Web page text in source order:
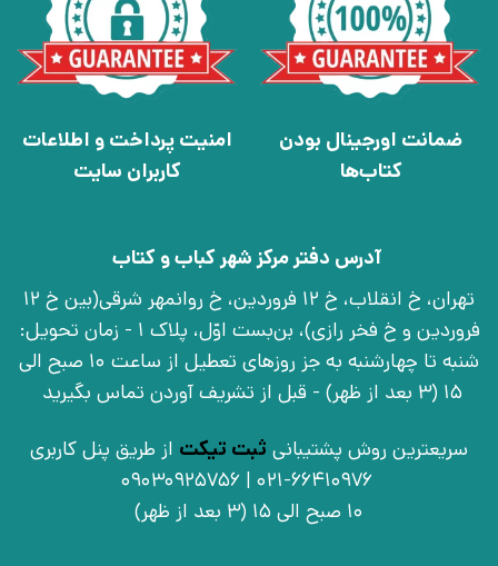
ضمانت اورجینال بودن
کتاب‌ها
امنیت پرداخت و اطلاعات
کاربران سایت
آدرس دفتر مرکز شهر کباب و کتاب
تهران، خ انقلاب، خ 12 فروردین، خ روانمهر شرقی(بین خ 12
فروردین و خ فخر رازی)، بن‌بست اوّل، پلاک 1 - زمان تحویل:
شنبه تا چهارشنبه به جز روزهای تعطیل از ساعت 10 صبح الی
15 (3 بعد از ظهر) - قبل از تشریف آوردن تماس بگیرید
سریعترین روش پشتیبانی ثبت تیکت از طریق پنل کاربری
021-66410976 | 09030925756
10 صبح الی 15 (3 بعد از ظهر)